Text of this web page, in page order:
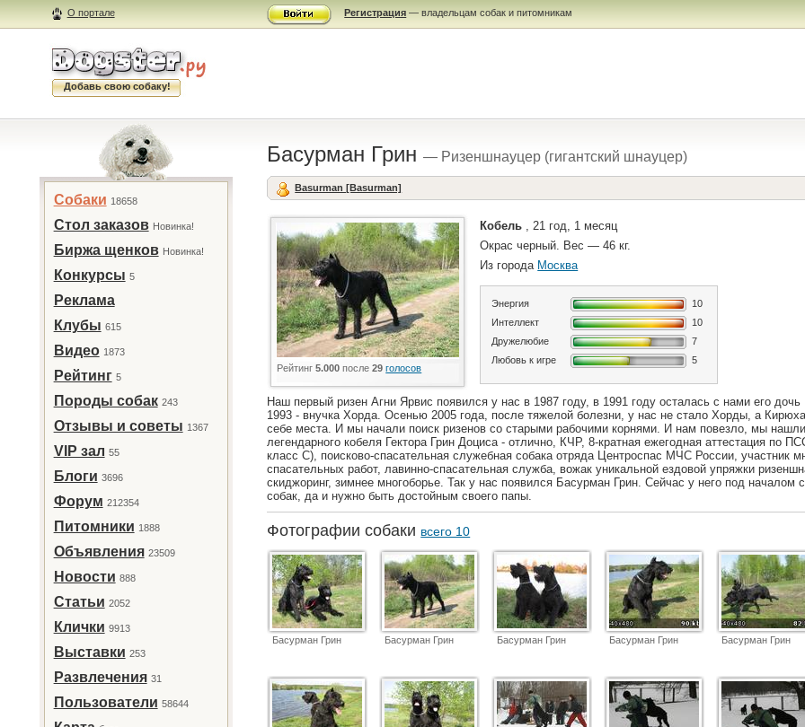
О портале Регистрация — владельцам собак и питомникам
Добавь свою собаку!
Собаки 18658
Стол заказов Новинка!
Биржа щенков Новинка!
Конкурсы 5
Реклама
Клубы 615
Видео 1873
Рейтинг 5
Породы собак 243
Отзывы и советы 1367
VIP зал 55
Блоги 3696
Форум 212354
Питомники 1888
Объявления 23509
Новости 888
Статьи 2052
Клички 9913
Выставки 253
Развлечения 31
Пользователи 58644
Басурман Грин— Ризеншнауцер (гигантский шнауцер)
Basurman [Basurman]
Рейтинг5.000 после29 голосов
Кобель , 21 год, 1 месяц
Окрас черный. Вес — 46 кг.
Из города Москва
Энергия
10
Интеллект
10
Дружелюбие
7
Любовь к игре
5
Наш первый ризен Агни Ярвис появился у нас в 1987 году, в 1991 году осталась с нами его дочь
1993 - внучка Хорда. Осенью 2005 года, после тяжелой болезни, у нас не стало Хорды, а
себе места. И мы начали поиск ризенов со старыми рабочими корнями. И нам повезло, мы
легендарного кобеля Гектора Грин Доциса - отлично, КЧР, 8-кратная ежегодная аттестация по
класс С), поисково-спасательная служебная собака отряда Центроспас МЧС России, участник
спасательных работ, лавинно-спасательная служба, вожак уникальной ездовой упряжки
скиджоринг, зимнее многоборье. Так у нас появился Басурман Грин. Сейчас у него под началом
собак, да и нужно быть достойным своего папы.
Фотографии собаки всего 10
Басурман Грин Басурман Грин Басурман Грин Басурман Грин Басурман Грин